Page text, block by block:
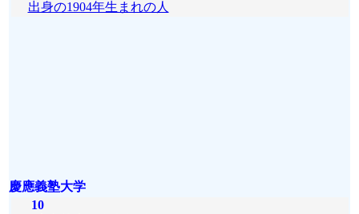
出身の1904年生まれの人
慶應義塾大学
10